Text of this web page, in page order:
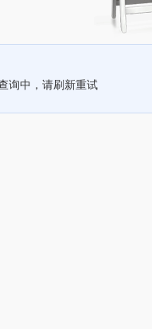
询中，请刷新重试